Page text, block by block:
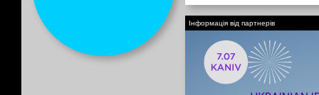
Інформація від партнерів